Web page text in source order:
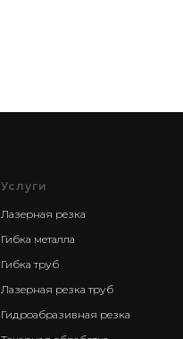
Услуги
Лазерная резка
Гибка металла
Гибка труб
Лазерная резка труб
Гидроабразивная резка